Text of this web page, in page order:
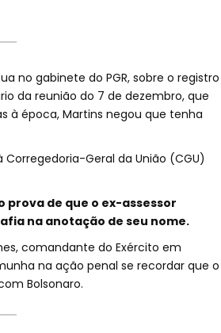
no gabinete do PGR, sobre o registro
da reunião do 7 de dezembro, que
à época, Martins negou que tenha
Geral da União (CGU)
prova de que o ex-assessor
na anotação de seu nome.
comandante do Exército em
na ação penal se recordar que o
Bolsonaro.